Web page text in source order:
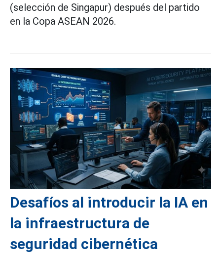
(selección de Singapur) después del partido
en la Copa ASEAN 2026.
Desafíos al introducir la IA en
la infraestructura de
seguridad cibernética